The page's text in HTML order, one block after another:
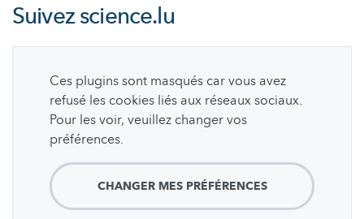
Suivezscience.lu
Ces plugins sont masqués car vous avez
refusé les cookies liés aux réseaux sociaux.
Pour les voir, veuillez changer vos
préférences.
CHANGER MES PRÉFÉRENCES